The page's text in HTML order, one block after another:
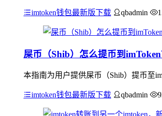
imtoken钱包最新版下载 qbadmin
屎币（Shib）怎么提币到
本指南为用户提供屎币（Shib）提币至
imtoken钱包最新版下载 qbadmin